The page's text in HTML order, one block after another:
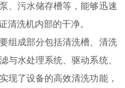
、污水储存槽等，能够迅速
清洗机内部的干净。
成部分包括清洗槽、清洗
与水处理系统、驱动系统、
现了设备的高效清洗功能，